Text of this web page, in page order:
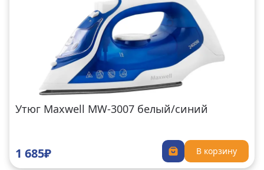
Утюг Maxwell MW-3007 белый/синий
1 685₽ В корзину